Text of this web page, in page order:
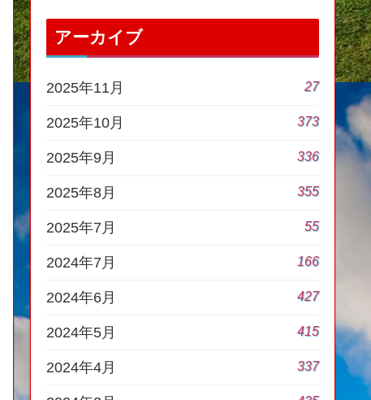
アーカイブ
2025年11月 27
2025年10月 373
2025年9月 336
2025年8月 355
2025年7月 55
2024年7月 166
2024年6月 427
2024年5月 415
2024年4月 337